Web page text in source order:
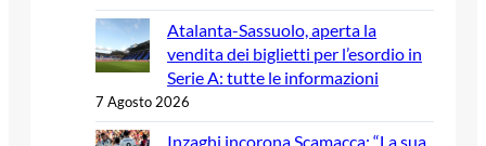
Atalanta-Sassuolo, aperta la
vendita dei biglietti per l’esordio in
Serie A: tutte le informazioni
7 Agosto 2026
Inzaghi incorona Scamacca: “La sua